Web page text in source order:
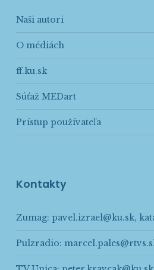
Naši autori
O médiách
ff.ku.sk
Súťaž MEDart
Prístup používateľa
Kontakty
Zumag: pavel.izrael@ku.sk,
Pulzradio: